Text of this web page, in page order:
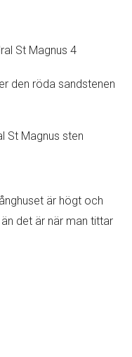
den röda sandstenen
är högt och
det är när man tittar